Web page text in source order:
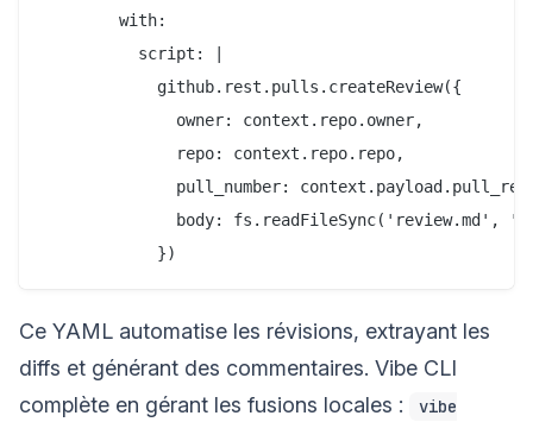
        with:
          script: |
            github.rest.pulls.createReview({
              owner: context.repo.owner,
              repo: context.repo.repo,
pull_number:
body: fs.readFileSync('review.md',
Ce YAML automatise les révisions, extrayant les
diffs et générant des commentaires. Vibe CLI
complète en gérant les fusions locales :
vibe